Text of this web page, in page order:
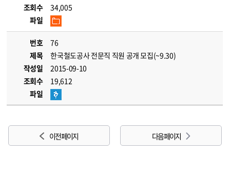
조회수
34,005
파일
번호
76
제목
한국철도공사 전문직 직원 공개 모집(~9.30)
작성일
2015-09-10
조회수
19,612
파일
이전 페이지 다음 페이지